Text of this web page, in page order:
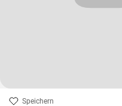
Speichern